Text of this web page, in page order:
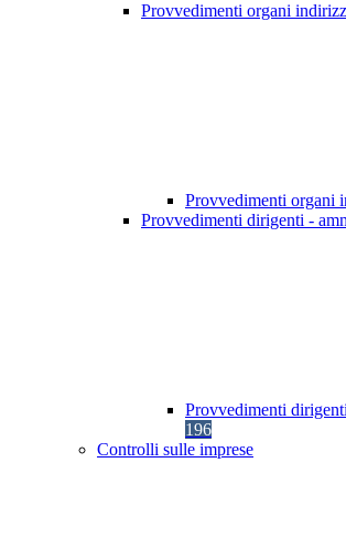
Provvedimenti organi
Provvedimenti organi
Provvedimenti dirigenti -
Provvedimenti
196
Controlli sulle imprese